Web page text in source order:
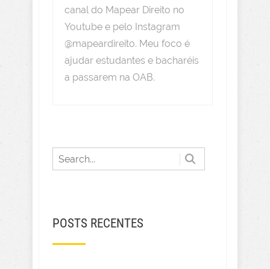
canal do Mapear Direito no
Youtube e pelo Instagram
@mapeardireito. Meu foco é
ajudar estudantes e bacharéis
a passarem na OAB.
POSTS RECENTES